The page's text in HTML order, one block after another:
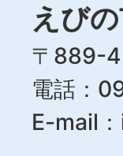
えび
〒889-
電話：
E-mail：